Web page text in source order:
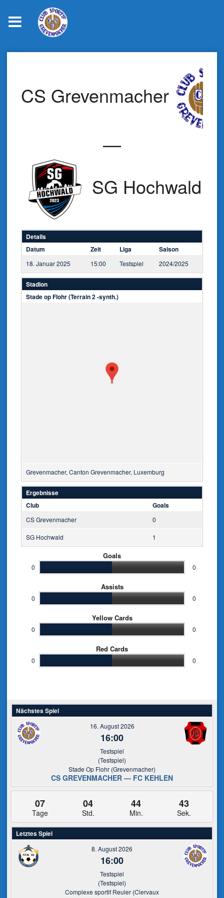
CS Grevenmacher
—
SG Hochwald
Details
Datum
Zeit Liga Saison
18. Januar 2025 15:00 Testspiel 2024/2025
Stadion
Stade op Flohr (Terrain 2 -synth.)
Grevenmacher, Canton Grevenmacher, Luxemburg
Ergebnisse
Club
Goals
CS Grevenmacher 0
SG Hochwald 1
Goals
0 0
Assists
0 0
Yellow Cards
0 0
Red Cards
0 0
Nächstes Spiel
16. August 2026
16:00
Testspiel
(Testspiel)
Stade Op Flohr (Grevenmacher)
CS GREVENMACHER — FC KEHLEN
07
Tage
04
Std.
44
Min.
43
Sek.
Letztes Spiel
8. August 2026
16:00
Testspiel
(Testspiel)
Complexe sportif Reuler (Clervaux